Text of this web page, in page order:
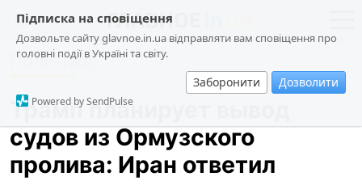
Підписка на сповіщення
Дозвольте сайту glavnoe.in.ua відправляти вам сповіщення про
головні події в Україні та світу.
Заборонити Дозволити
Powered by SendPulse
новости
о проекте
общество
происшествия
криминал
Политика
Трамп планирует вывод
судов из Ормузского
пролива: Иран ответил